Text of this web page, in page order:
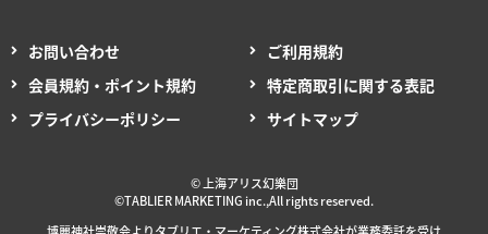
お問い合わせ
ご利用規約
会員規約・ポイント規約
特定商取引に関する表記
プライバシーポリシー
サイトマップ
© 上海アリス幻樂団
©TABLIER MARKETING inc.,All rights reserved.